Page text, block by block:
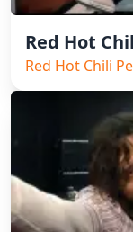
Red Hot
Red Hot Chili